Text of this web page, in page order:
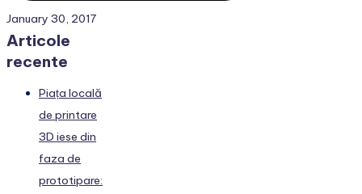
January 30, 2017
Articole
recente
Piața locală
de printare
3D iese din
faza de
prototipare: